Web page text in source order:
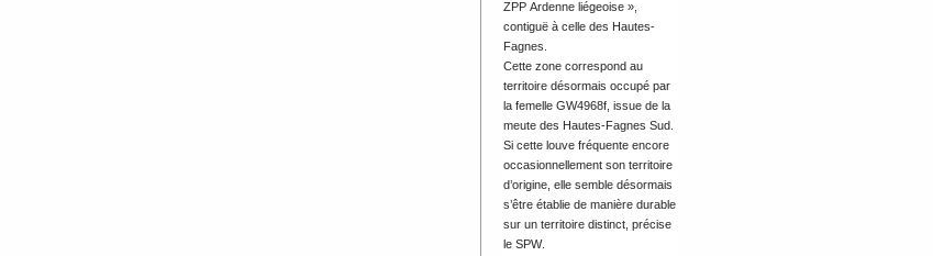
ZPP Ardenne liégeoise »,
contiguë à celle des Hautes-
Fagnes.
Cette zone correspond au
territoire désormais occupé par
la femelle GW4968f, issue de la
meute des Hautes-Fagnes Sud.
Si cette louve fréquente encore
occasionnellement son territoire
d’origine, elle semble désormais
s’être établie de manière durable
sur un territoire distinct, précise
le SPW.